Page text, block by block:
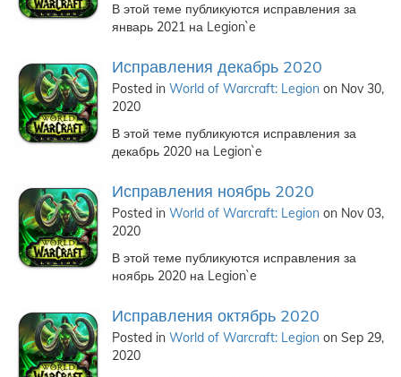
В этой теме публикуются исправления за
январь 2021 на Legion`e
Исправления декабрь 2020
Posted in World of Warcraft: Legion on Nov 30,
2020
В этой теме публикуются исправления за
декабрь 2020 на Legion`e
Исправления ноябрь 2020
Posted in World of Warcraft: Legion on Nov 03,
2020
В этой теме публикуются исправления за
ноябрь 2020 на Legion`e
Исправления октябрь 2020
Posted in World of Warcraft: Legion on Sep 29,
2020